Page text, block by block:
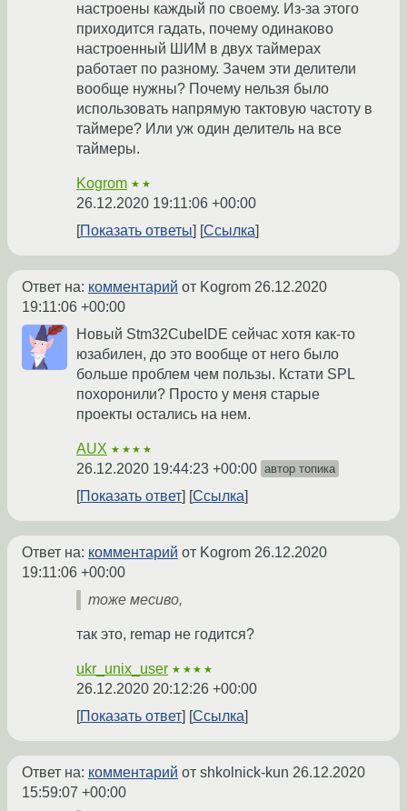
настроены каждый по своему. Из-за этого
приходится гадать, почему одинаково
настроенный ШИМ в двух таймерах
работает по разному. Зачем эти делители
вообще нужны? Почему нельзя было
использовать напрямую тактовую частоту в
таймере? Или уж один делитель на все
таймеры.
Kogrom ★★
26.12.2020 19:11:06 +00:00
Показать ответы
Ссылка
Ответ на: комментарий от Kogrom 26.12.2020
19:11:06 +00:00
Новый Stm32CubeIDE сейчас хотя как-то
юзабилен, до это вообще от него было
больше проблем чем пользы. Кстати SPL
похоронили? Просто у меня старые
проекты остались на нем.
AUX ★★★★
26.12.2020 19:44:23 +00:00 автор топика
Показать ответ Ссылка
Ответ на: комментарий от Kogrom 26.12.2020
19:11:06 +00:00
тоже месиво,
так это, remap не годится?
ukr_unix_user ★★★★
26.12.2020 20:12:26 +00:00
Показать ответ
Ссылка
Ответ на: комментарий от shkolnick-kun 26.12.2020
15:59:07 +00:00